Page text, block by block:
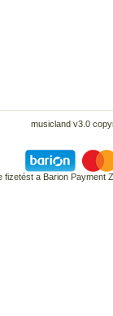
musicland v3.0
fizetést a Barion Payment